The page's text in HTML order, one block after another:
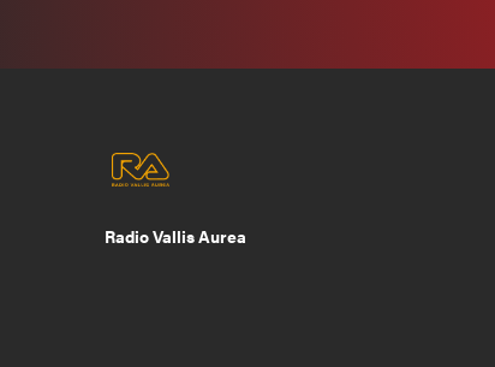
Radio Vallis Aurea